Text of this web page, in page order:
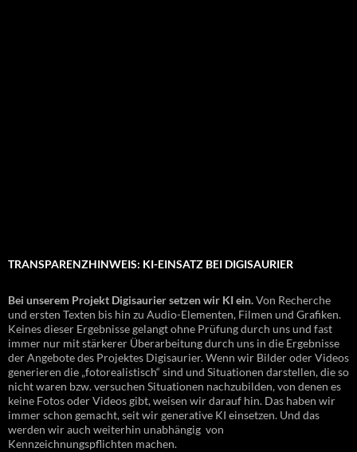
TRANSPARENZHINWEIS: KI-EINSATZ BEI DIGISAURIER
Bei unserem Projekt Digisaurier setzen wir KI ein.Von Recherche
und ersten Texten bis hin zu Audio-Elementen, Filmen und Grafiken.
Keines dieser Ergebnisse gelangt ohne Prüfung durch uns und fast
immer nur mit stärkerer Überarbeitung durch uns in die Ergebnisse
der Angebote des Projektes Digisaurier. Wenn wir Bilder oder Videos
generieren die „fotorealistisch“ sind und Situationen darstellen, die so
nicht waren bzw. versuchen Situationen nachzubilden, von denen es
keine Fotos oder Videos gibt, weisen wir darauf hin. Das haben wir
immer schon gemacht, seit wir generative KI einsetzen. Und das
werden wir auch weiterhin unabhängig von
Kennzeichnungspflichten machen.